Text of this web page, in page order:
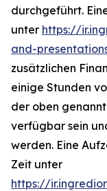
durchgeführt.
unter https://
and-
zusätzlichen
einige Stunden
der oben
verfügbar sein
werden. Eine
Zeit unter
https://